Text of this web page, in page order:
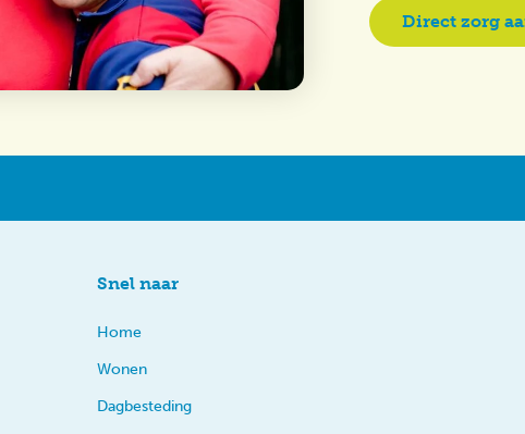
Direct zorg
Snel naar
Home
Wonen
Dagbesteding